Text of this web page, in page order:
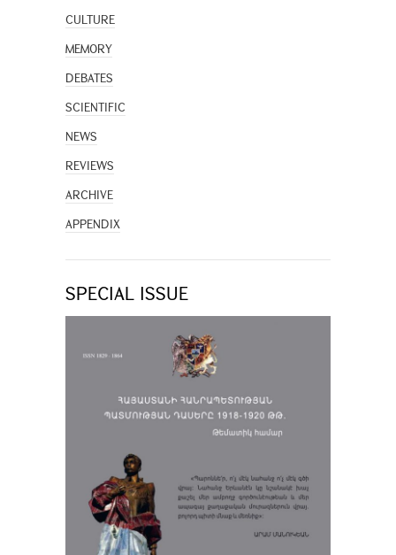
CULTURE
MEMORY
DEBATES
SCIENTIFIC
NEWS
REVIEWS
ARCHIVE
APPENDIX
SPECIAL ISSUE